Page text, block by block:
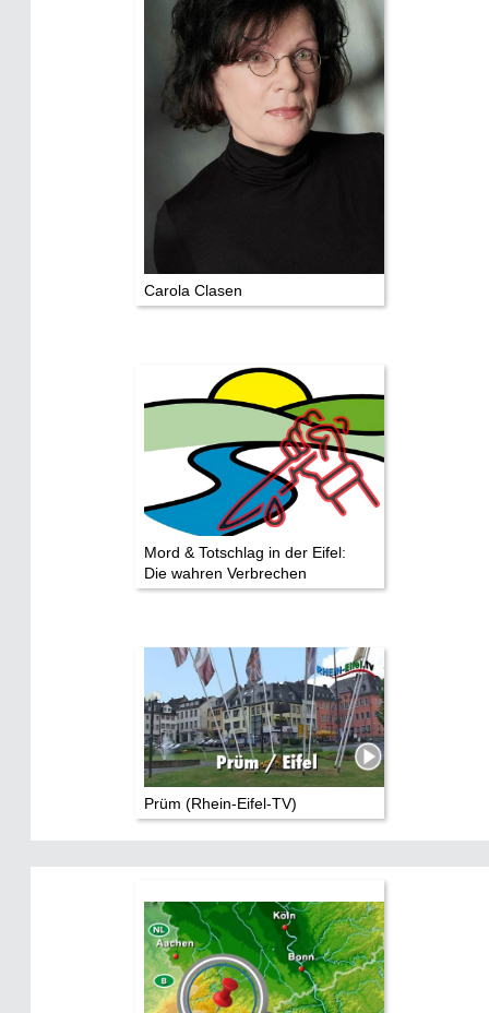
TV & Kino
Die Stars:
Wer hat wo gedreht?
Mediathek
Carola Clasen
Mord & Totschlag in der Eifel:
Die wahren Verbrechen
Prüm (Rhein-Eifel-TV)